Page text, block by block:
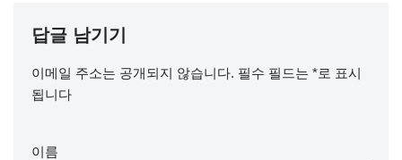
답글 남기기
이메일 주소는 공개되지 않습니다. 필수 필드는 *로 표시
됩니다
이름